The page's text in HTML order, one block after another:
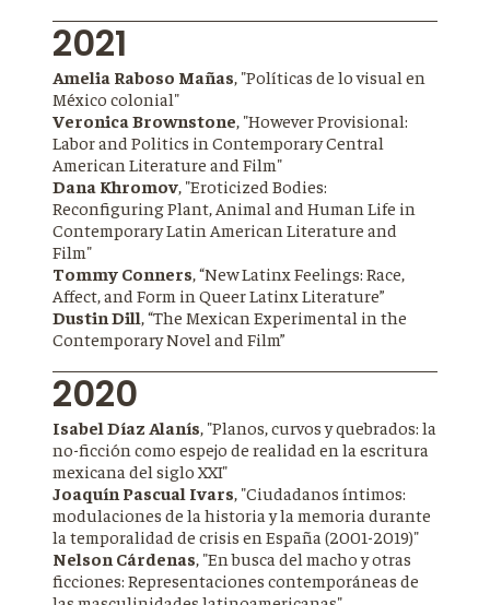
2021
Amelia Raboso Mañas, "Políticas de lo visual en
México colonial"
Veronica Brownstone, "However Provisional:
Labor and Politics in Contemporary Central
American Literature and Film"
Dana Khromov, "Eroticized Bodies:
Reconfiguring Plant, Animal and Human Life in
Contemporary Latin American Literature and
Film"
Tommy Conners, “New Latinx Feelings: Race,
Affect, and Form in Queer Latinx Literature”
Dustin Dill, “The Mexican Experimental in the
Contemporary Novel and Film”
2020
Isabel Díaz Alanís, "Planos, curvos y quebrados: la
no-ficción como espejo de realidad en la escritura
mexicana del siglo XXI"
Joaquín Pascual Ivars, "Ciudadanos íntimos:
modulaciones de la historia y la memoria durante
la temporalidad de crisis en España (2001-2019)"
Nelson Cárdenas, "En busca del macho y otras
ficciones: Representaciones contemporáneas de